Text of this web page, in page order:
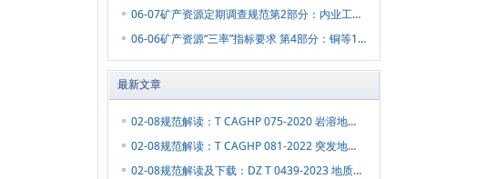
06-07矿产资源定期调查规范第2部分：内业工作（DZT 0461.2-2023）
06-06矿产资源“三率”指标要求 第4部分：铜等12种有色金属（DZT 0462.4-2023）
最新文章
02-08规范解读：T CAGHP 075-2020 岩溶地面塌陷监测规范（试行），附下载
02-08规范解读：T CAGHP 081-2022 突发地质灾害预警响应技术导则（试行），附下载
02-08规范解读及下载：DZ T 0439-2023 地质灾害监测预警设备检测技术要求